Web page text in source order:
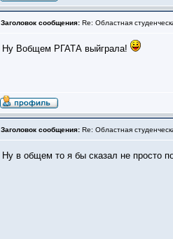
Заголовок сообщения: Re: Областная
Ну Вобщем РГАТА выйграла!
Заголовок сообщения: Re: Областная
Ну в общем то я бы сказал не просто